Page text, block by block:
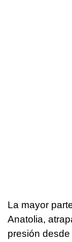
La mayor
Anatolia,
presión